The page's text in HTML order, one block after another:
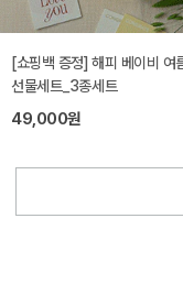
[쇼핑백 증정] 해피 베이비 여
선물세트_3종세트
49,000원